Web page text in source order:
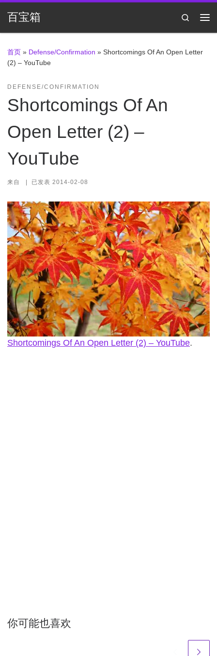
Skip to content
百宝箱
Search
首页 » Defense/Confirmation » Shortcomings Of An Open Letter
(2) – YouTube
DEFENSE/CONFIRMATION
Shortcomings Of An
Open Letter (2) –
YouTube
来自 | 已发表 2014-02-08
Shortcomings Of An Open Letter (2) – YouTube.
你可能也喜欢